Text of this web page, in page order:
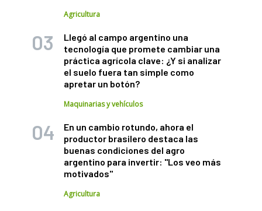
Agricultura
Llegó al campo argentino una
tecnología que promete cambiar una
práctica agrícola clave: ¿Y si analizar
el suelo fuera tan simple como
apretar un botón?
Maquinarias y vehículos
En un cambio rotundo, ahora el
productor brasilero destaca las
buenas condiciones del agro
argentino para invertir: "Los veo más
motivados"
Agricultura